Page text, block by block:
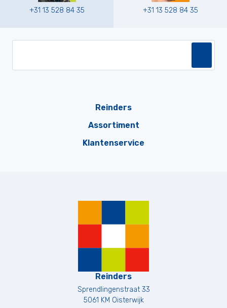
+31 13 528 84 35 +31 13 528 84 35
Reinders
Assortiment
Klantenservice
Reinders
Sprendlingenstraat 33
5061 KM Oisterwijk